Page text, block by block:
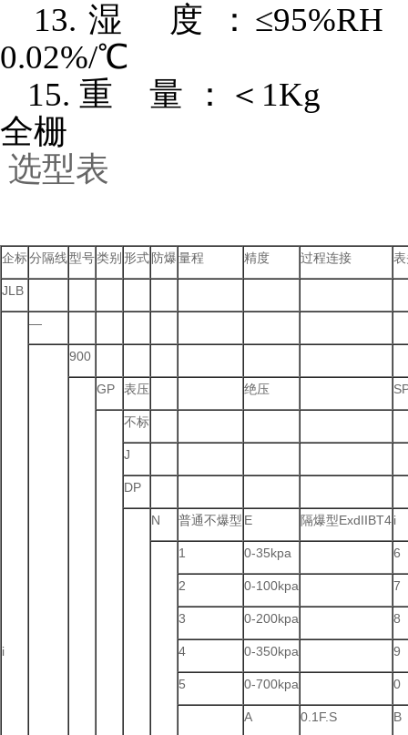
13. 湿 度 ：
0.02%/℃
15. 重 量 ：＜1Kg
全栅
选型表
企标分隔线型号类别 形式 防爆量程 精度 过程连接
JLB
i
—
900
GP 表压 绝压
不标
J
DP
N 普通不爆型 E 隔爆型ExdIIBT4i
1 0-35kpa 6
2 0-100kpa 7
3 0-200kpa 8
4 0-350kpa 9
5 0-700kpa 0
A 0.1F.S B